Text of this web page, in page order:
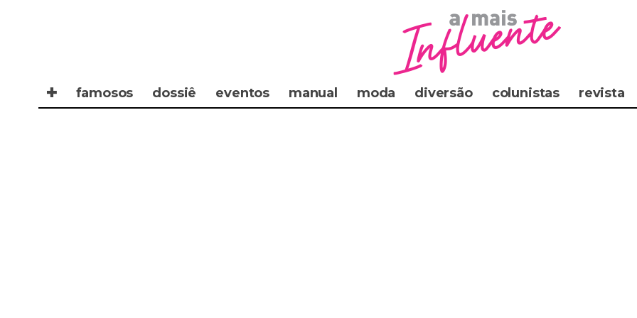
✚ famosos dossiê eventos manual moda diversão colunistas revista